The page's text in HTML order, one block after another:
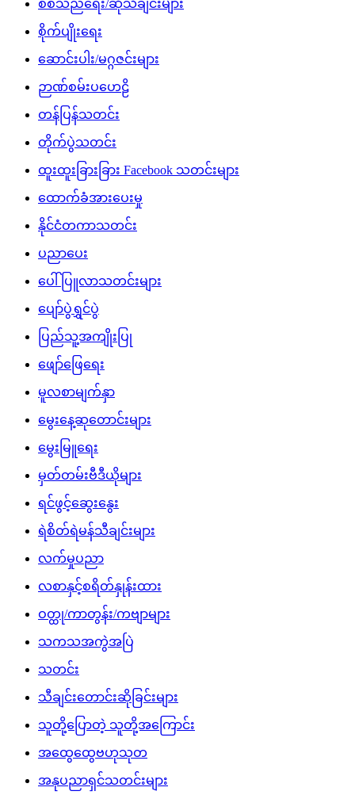
စစ်သည်ရေး/ဆိုသီချင်းများ
စိုက်ပျိုးရေး
ဆောင်းပါး/မဂ္ဂဇင်းများ
ဉာဏ်စမ်းပဟေဠိ
တန်ပြန်သတင်း
တိုက်ပွဲသတင်း
ထူးထူးခြားခြား Facebook သတင်းများ
ထောက်ခံအားပေးမှု
နိုင်ငံတကာသတင်း
ပညာပေး
ပေါ်ပြူလာသတင်းများ
ပျော်ပွဲရွှင်ပွဲ
ပြည်သူ့အကျိုးပြု
ဖျော်ဖြေရေး
မူလစာမျက်နှာ
မွေးနေ့ဆုတောင်းများ
မွေးမြူရေး
မှတ်တမ်းဗီဒီယိုများ
ရင်ဖွင့်ဆွေးနွေး
ရဲစိတ်ရဲမန်သီချင်းများ
လက်မှုပညာ
လစာနှင့်စရိတ်နှုန်းထား
ဝတ္ထု/ကာတွန်း/ကဗျာများ
သကသအကွဲအပြဲ
သတင်း
သီချင်းတောင်းဆိုခြင်းများ
သူတို့ပြောတဲ့ သူတို့အကြောင်း
အထွေထွေဗဟုသုတ
အနုပညာရှင်သတင်းများ